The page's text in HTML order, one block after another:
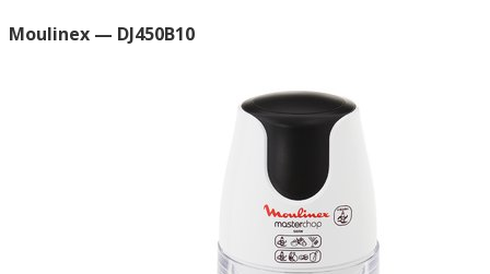
Moulinex — DJ450B10